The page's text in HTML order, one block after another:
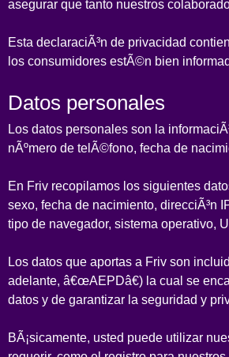
asegurar que tanto nuestros
Esta declaraciÃ³n de privacidad
los consumidores estÃ©n bien
Datos personales
Los datos personales son la
nÃºmero de telÃ©fono, fecha de
En Friv recopilamos los siguientes
sexo, fecha de nacimiento, direcciÃ³n
tipo de navegador, sistema operativo,
Los datos que aportas a Friv son
adelante, â€œAEPDâ€) la cual se
datos y de garantizar la seguridad y
BÃ¡sicamente, usted puede utilizar